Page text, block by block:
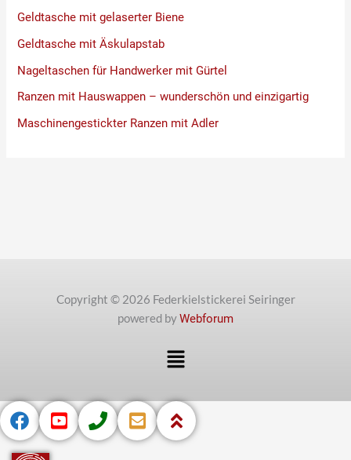
Geldtasche mit gelaserter Biene
Geldtasche mit Äskulapstab
Nageltaschen für Handwerker mit Gürtel
Ranzen mit Hauswappen – wunderschön und einzigartig
Maschinengestickter Ranzen mit Adler
Copyright © 2026 Federkielstickerei Seiringer
powered byWebforum
Menü